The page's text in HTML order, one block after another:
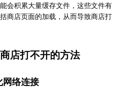
会积累大量缓存文件，这些文件有
商店页面的加载，从而导致商店打
店打不开的方法
网络连接